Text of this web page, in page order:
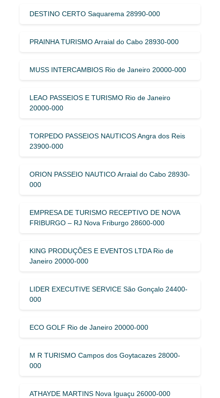
DESTINO CERTO Saquarema 28990-000
PRAINHA TURISMO Arraial do Cabo 28930-000
MUSS INTERCAMBIOS Rio de Janeiro 20000-000
LEAO PASSEIOS E TURISMO Rio de Janeiro
20000-000
TORPEDO PASSEIOS NAUTICOS Angra dos Reis
23900-000
ORION PASSEIO NAUTICO Arraial do Cabo 28930-
000
EMPRESA DE TURISMO RECEPTIVO DE NOVA
FRIBURGO – RJ Nova Friburgo 28600-000
KING PRODUÇÕES E EVENTOS LTDA Rio de
Janeiro 20000-000
LIDER EXECUTIVE SERVICE São Gonçalo 24400-
000
ECO GOLF Rio de Janeiro 20000-000
M R TURISMO Campos dos Goytacazes 28000-
000
ATHAYDE MARTINS Nova Iguaçu 26000-000